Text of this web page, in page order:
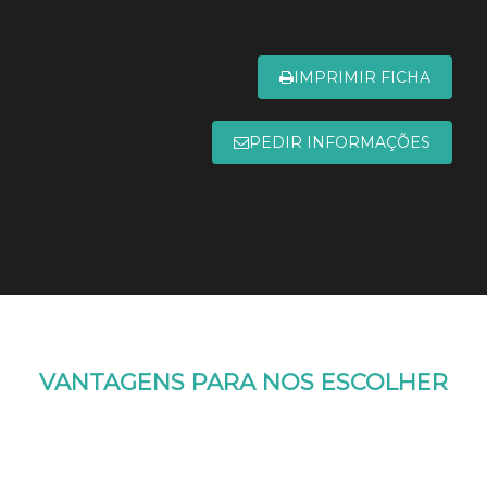
IMPRIMIR FICHA
PEDIR INFORMAÇÕES
VANTAGENS PARA NOS ESCOLHER